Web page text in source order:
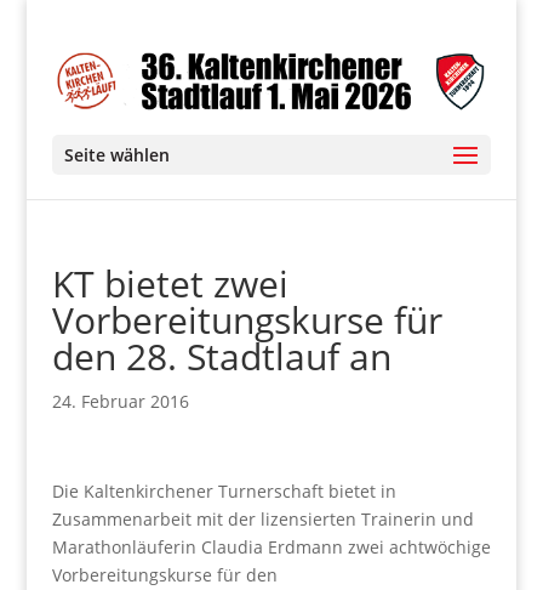
Seite wählen
KT bietet zwei
Vorbereitungskurse für
den 28. Stadtlauf an
24. Februar 2016
Die Kaltenkirchener Turnerschaft bietet in
Zusammenarbeit mit der lizensierten Trainerin und
Marathonläuferin Claudia Erdmann zwei achtwöchige
Vorbereitungskurse für den